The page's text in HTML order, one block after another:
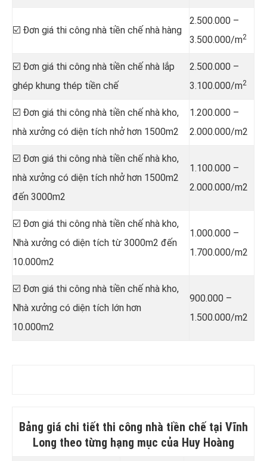
☑️ Đơn giá thi công nhà tiền chế nhà hàng
2.500.000 –
3.500.000/m2
☑️ Đơn giá thi công nhà tiền chế nhà lắp
ghép khung thép tiền chế
2.500.000 –
3.100.000/m2
☑️ Đơn giá thi công nhà tiền chế nhà kho,
nhà xưởng có diện tích nhở hơn 1500m2
1.200.000 –
2.000.000/m2
☑️ Đơn giá thi công nhà tiền chế nhà kho,
nhà xưởng có diện tích nhở hơn 1500m2
đến 3000m2
1.100.000 –
2.000.000/m2
☑️ Đơn giá thi công nhà tiền chế nhà kho,
Nhà xưởng có diện tích từ 3000m2 đến
10.000m2
1.000.000 –
1.700.000/m2
☑️ Đơn giá thi công nhà tiền chế nhà kho,
Nhà xưởng có diện tích lớn hơn
10.000m2
900.000 –
1.500.000/m2
Bảng giá chi tiết thi công nhà tiền chế tại Vĩnh
Long theo từng hạng mục của Huy Hoàng